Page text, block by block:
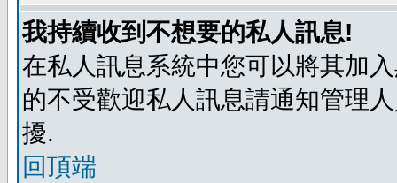
我持續收到不想要的私人訊息!
在私人訊息系統中您可以將其加
的不受歡迎私人訊息請通知管理
擾.
回頂端